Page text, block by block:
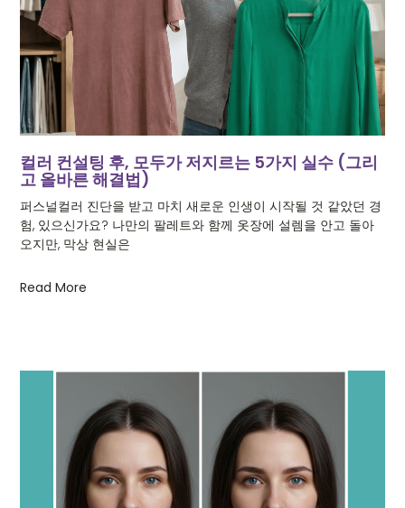
컬러 컨설팅 후, 모두가 저지르는 5가지 실수 (그리
고 올바른 해결법)
퍼스널컬러 진단을 받고 마치 새로운 인생이 시작될 것 같았던 경
험, 있으신가요? 나만의 팔레트와 함께 옷장에 설렘을 안고 돌아
오지만, 막상 현실은
Read More